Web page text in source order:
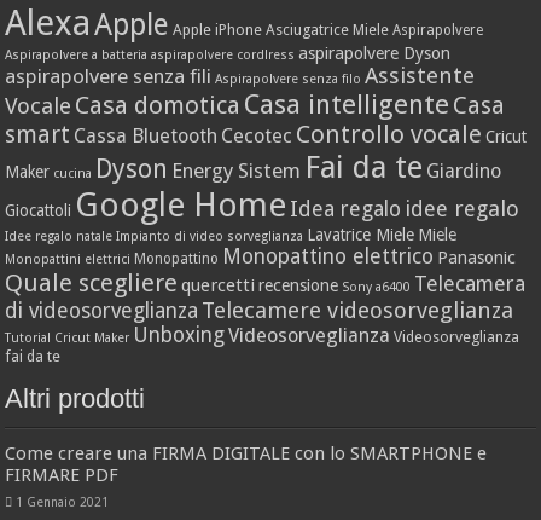
AlexaApple Apple iPhone Asciugatrice Miele Aspirapolvere
Aspirapolvere a batteria aspirapolvere cordlress aspirapolvere Dyson
aspirapolvere senza fili Aspirapolvere senza filo Assistente
Vocale Casa domotica Casa intelligente Casa
smart Cassa Bluetooth Cecotec Controllo vocale Cricut
Maker cucina Dyson Energy Sistem Fai da te Giardino
Giocattoli Google Home Idea regalo idee regalo
Idee regalo natale Impianto di video sorveglianza Lavatrice Miele Miele
Monopattini elettrici Monopattino Monopattino elettrico Panasonic
Quale scegliere quercetti recensione Sony a6400 Telecamera
di videosorveglianza Telecamere videosorveglianza
Tutorial Cricut Maker UnboxingVideosorveglianza Videosorveglianza
fai da te
Altri prodotti
Come creare una FIRMA DIGITALE con lo SMARTPHONE e
FIRMARE PDF
1 Gennaio 2021